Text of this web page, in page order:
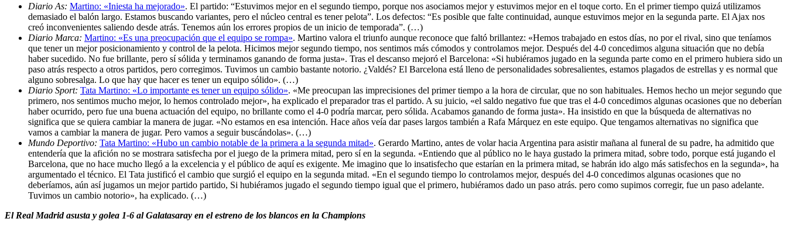
Diario As: Martino: «Iniesta ha mejorado». El partido: “Estuvimos mejor en el segundo tiempo, porque nos asociamos mejor y estuvimos mejor en el toque corto. En el primer tiempo quizá utilizamos
demasiado el balón largo. Estamos buscando variantes, pero el núcleo central es tener pelota”. Los defectos: “Es posible que falte continuidad, aunque estuvimos mejor en la segunda parte. El Ajax nos
creó inconvenientes saliendo desde atrás. Tenemos aún los errores propios de un inicio de temporada”. (…)
Diario Marca: Martino: «Es una preocupación que el equipo se rompa». Martino valora el triunfo aunque reconoce que faltó brillantez: «Hemos trabajado en estos días, no por el rival, sino que teníamos
que tener un mejor posicionamiento y control de la pelota. Hicimos mejor segundo tiempo, nos sentimos más cómodos y controlamos mejor. Después del 4-0 concedimos alguna situación que no debía
haber sucedido. No fue brillante, pero sí sólida y terminamos ganando de forma justa». Tras el descanso mejoró el Barcelona: «Si hubiéramos jugado en la segunda parte como en el primero hubiera sido un
paso atrás respecto a otros partidos, pero corregimos. Tuvimos un cambio bastante notorio. ¿Valdés? El Barcelona está lleno de personalidades sobresalientes, estamos plagados de estrellas y es normal que
alguno sobresalga. Lo que hay que hacer es tener un equipo sólido». (…)
Diario Sport: Tata Martino: «Lo importante es tener un equipo sólido». «Me preocupan las imprecisiones del primer tiempo a la hora de circular, que no son habituales. Hemos hecho un mejor segundo que
primero, nos sentimos mucho mejor, lo hemos controlado mejor», ha explicado el preparador tras el partido. A su juicio, «el saldo negativo fue que tras el 4-0 concedimos algunas ocasiones que no deberían
haber ocurrido, pero fue una buena actuación del equipo, no brillante como el 4-0 podría marcar, pero sólida. Acabamos ganando de forma justa». Ha insistido en que la búsqueda de alternativas no
significa que se quiera cambiar la manera de jugar. «No estamos en esa intención. Hace años veía dar pases largos también a Rafa Márquez en este equipo. Que tengamos alternativas no significa que
vamos a cambiar la manera de jugar. Pero vamos a seguir buscándolas». (…)
Mundo Deportivo: Tata Martino: «Hubo un cambio notable de la primera a la segunda mitad». Gerardo Martino, antes de volar hacia Argentina para asistir mañana al funeral de su padre, ha admitido que
entendería que la afición no se mostrara satisfecha por el juego de la primera mitad, pero sí en la segunda. «Entiendo que al público no le haya gustado la primera mitad, sobre todo, porque está jugando el
Barcelona, que no hace mucho llegó a la excelencia y el público de aquí es exigente. Me imagino que lo insatisfecho que estarían en la primera mitad, se habrán ido algo más satisfechos en la segunda», ha
argumentado el técnico. El Tata justificó el cambio que surgió el equipo en la segunda mitad. «En el segundo tiempo lo controlamos mejor, después del 4-0 concedimos algunas ocasiones que no
deberíamos, aún así jugamos un mejor partido partido, Si hubiéramos jugado el segundo tiempo igual que el primero, hubiéramos dado un paso atrás. pero como supimos corregir, fue un paso adelante.
Tuvimos un cambio notorio», ha explicado. (…)
El Real Madrid asusta y golea 1-6 al Galatasaray en el estreno de los blancos en la Champions